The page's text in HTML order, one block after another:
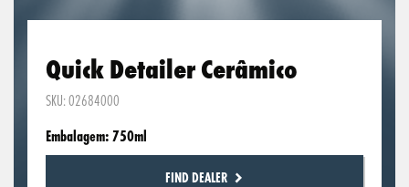
Quick Detailer Cerâmico
Embalagem: 750ml
SKU: 02684000
FIND DEALER